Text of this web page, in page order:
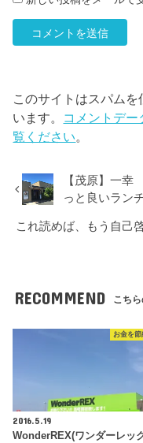
このサイトはスパム
います。 コメントデ
覧ください。
【茂原】一
っと良いラン
これ読めば、もう自己
RECOMMEND こちら
お金を節
2016.5.19
WonderREX(ワンダーレッ